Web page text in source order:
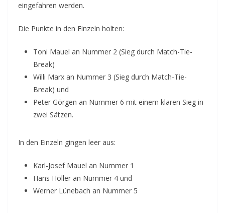
eingefahren werden.
Die Punkte in den Einzeln holten:
Toni Mauel an Nummer 2 (Sieg durch Match-Tie-
Break)
Willi Marx an Nummer 3 (Sieg durch Match-Tie-
Break) und
Peter Görgen an Nummer 6 mit einem klaren Sieg in
zwei Sätzen.
In den Einzeln gingen leer aus:
Karl-Josef Mauel an Nummer 1
Hans Höller an Nummer 4 und
Werner Lünebach an Nummer 5